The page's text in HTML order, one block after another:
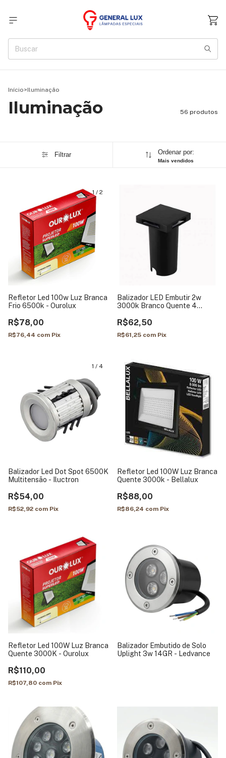
Início>Iluminação
Iluminação 56 produtos
Filtrar Ordenar por:
Mais vendidos
1 / 2
Refletor Led 100w Luz Branca
Frio 6500k - Ourolux
R$78,00
R$76,44 com Pix
Balizador LED Embutir 2w
3000k Branco Quente 4
R$62,50
R$61,25 com Pix
1 / 4
Balizador Led Dot Spot 6500K
Multitensão - Iluctron
R$54,00
R$52,92 com Pix
Refletor Led 100W Luz Branca
Quente 3000k - Bellalux
R$88,00
R$86,24 com Pix
Refletor Led 100W Luz Branca
Quente 3000K - Ourolux
R$110,00
R$107,80 com Pix
Balizador Embutido de Solo
Uplight 3w 14GR - Ledvance